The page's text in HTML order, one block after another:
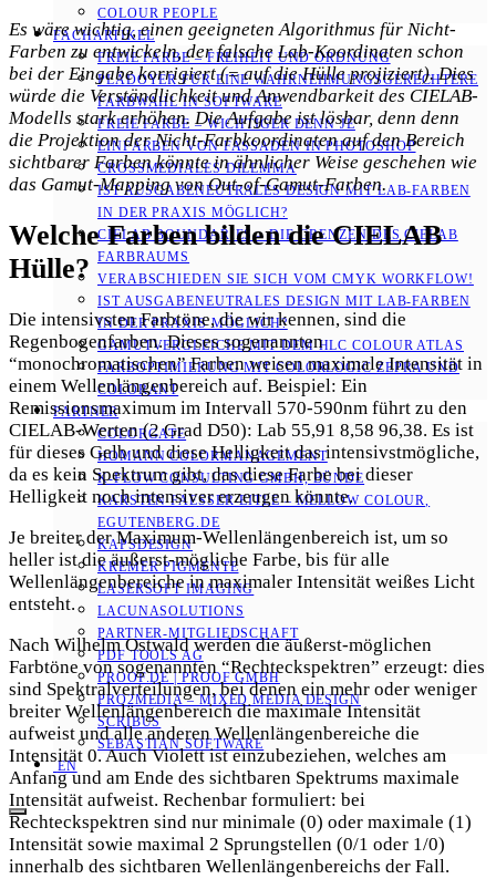
COLOUR PEOPLE
FACHARTIKEL
FREIE FARBE – FREIHEIT UND ORDNUNG
PLÄDOYER FÜR EINE WAHRNEHMUNGS­­GERECHTERE
FARBWAHL IN SOFTWARE
FREIE FARBE – WICHTIGER DENN JE
EINFÄRBEN VON FASSADEN IN PHOTOSHOP
CROSSMEDIALES DILEMMA
IST AUSGABENEUTRALES DESIGN MIT LAB-FARBEN
IN DER PRAXIS MÖGLICH?
CIELAB BOUNDARIES – DIE GRENZEN DES CIELAB
FARBRAUMS
VERABSCHIEDEN SIE SICH VOM CMYK WORKFLOW!
IST AUSGABENEUTRALES DESIGN MIT LAB-FARBEN
IN DER PRAXIS MÖGLICH?
GAMUTVERGLEICHE MIT DEM HLC COLOUR ATLAS
FARBOPTIMIERUNG MIT COLORLOGIC ZEPRA UND
COLORANT
PARTNER
COLORGATE
HOMANN COLORMANAGEMENT
K-FLOW CONSULTING GMBH, BÜNDE
KARSTEN FAESSER-EITLE – MELLOW COLOUR, E
GUTENBERG.DE
KAPSDESIGN
KREMER PIGMENTE
LASERSOFT IMAGING
LACUNASOLUTIONS
PARTNER-MITGLIEDSCHAFT
PDF TOOLS AG
PROOF.DE | PROOF GMBH
PRO2MEDIA – MIXED MEDIA DESIGN
SCRIBUS
SEBASTIAN SOFTWARE
EN
Es wäre wichtig, einen geeigneten Algorithmus für Nicht-
Farben zu entwickeln, der falsche Lab-Koordinaten schon
bei der Eingabe korrigiert (= auf die Hülle projiziert). Dies
würde die Verständlichkeit und Anwendbarkeit des CIELAB-
Modells stark erhöhen. Die Aufgabe ist lösbar, denn denn
die Projektion der Nicht-Farbkoordinaten auf den Bereich
sichtbarer Farben könnte in ähnlicher Weise geschehen wie
das Gamut-Mapping von Out-of-Gamut-Farben.
Welche Farben bilden die CIELAB
Hülle?
Die intensivsten Farbtöne, die wir kennen, sind die
Regenbogenfarben. Dieses sogenannten
“monochromatischen” Farben weisen maximale Intensität in
einem Wellenlängenbereich auf. Beispiel: Ein
Remissionsmaximum im Intervall 570-590nm führt zu den
CIELAB-Werten (2 Grad D50): Lab 55,91 8,58 96,38. Es ist
für dieses Gelb und diese Helligkeit das intensivstmögliche,
da es kein Spektrum gibt, das diese Farbe bei dieser
Helligkeit noch intensiver erzeugen könnte.
Je breiter der Maximum-Wellenlängenbereich ist, um so
heller ist die äußerst-mögliche Farbe, bis für alle
Wellenlängenbereiche in maximaler Intensität weißes Licht
entsteht.
Nach Wilhelm Ostwald werden die äußerst-möglichen
Farbtöne von sogenannten “Rechteckspektren” erzeugt: dies
sind Spektralverteilungen, bei denen ein mehr oder weniger
breiter Wellenlängenbereich die maximale Intensität
aufweist und alle anderen Wellenlängenbereiche die
Intensität 0. Auch Violett ist einzubeziehen, welches am
Anfang und am Ende des sichtbaren Spektrums maximale
Intensität aufweist. Rechenbar formuliert: bei
Rechteckspektren sind nur minimale (0) oder maximale (1)
Intensität sowie maximal 2 Sprungstellen (0/1 oder 1/0)
innerhalb des sichtbaren Wellenlängenbereichs der Fall.